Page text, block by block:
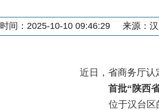
时间：2025-10-10 09:46:29 来源：
近日，省商务厅认
首批“陕西
位于汉台区